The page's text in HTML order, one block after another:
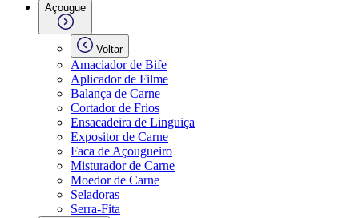
Açougue
Voltar
Amaciador de Bife
Aplicador de Filme
Balança de Carne
Cortador de Frios
Ensacadeira de Linguiça
Expositor de Carne
Faca de Açougueiro
Misturador de Carne
Moedor de Carne
Seladoras
Serra-Fita